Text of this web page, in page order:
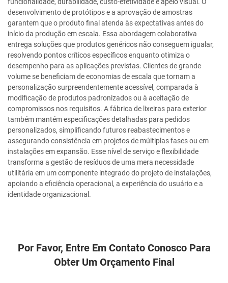
desenvolvimento de protótipos e a aprovação de amostras
garantem que o produto final atenda às expectativas antes do
início da produção em escala. Essa abordagem colaborativa
entrega soluções que produtos genéricos não conseguem igualar,
resolvendo pontos críticos específicos enquanto otimiza o
desempenho para as aplicações previstas. Clientes de grande
volume se beneficiam de economias de escala que tornam a
personalização surpreendentemente acessível, comparada à
modificação de produtos padronizados ou à aceitação de
compromissos nos requisitos. A fábrica de lixeiras para exterior
também mantém especificações detalhadas para pedidos
personalizados, simplificando futuros reabastecimentos e
assegurando consistência em projetos de múltiplas fases ou em
instalações em expansão. Esse nível de serviço e flexibilidade
transforma a gestão de resíduos de uma mera necessidade
utilitária em um componente integrado do projeto de instalações,
apoiando a eficiência operacional, a experiência do usuário e a
identidade organizacional.
Por Favor, Entre Em Contato Conosco Para
Obter Um Orçamento Final